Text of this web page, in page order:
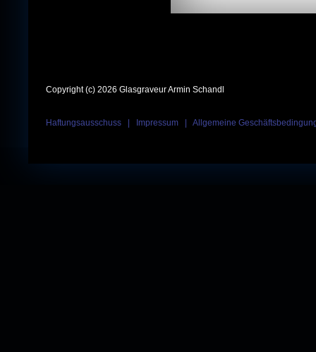
Copyright (c) 2026 Glasgraveur Armin Schandl
Haftungsausschuss | Impressum | Allgemeine